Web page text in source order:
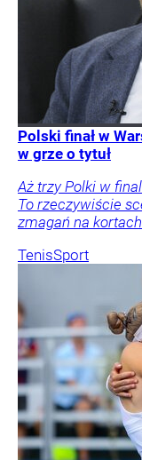
Polski finał w
w grze o tytuł
Aż trzy Polki w
To rzeczywiście
zmagań na
TenisSport